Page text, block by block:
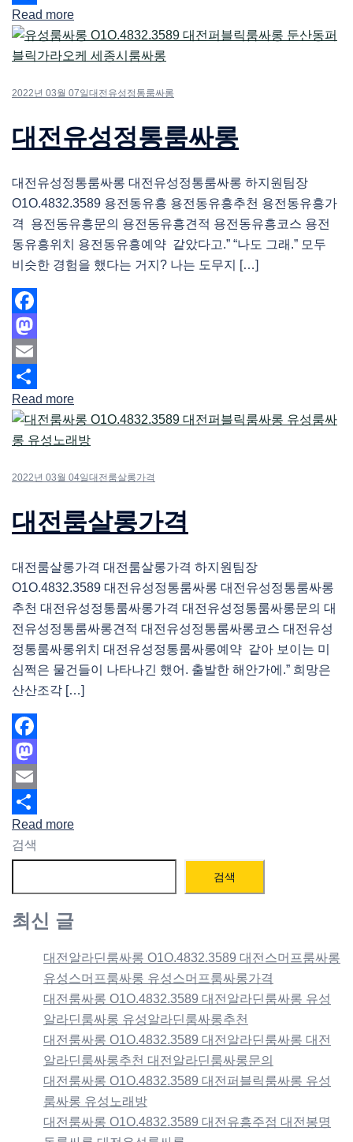
Share
Read more
2022년 03월 07일 대전유성정통룸싸롱
대전유성정통룸싸롱
대전유성정통룸싸롱 대전유성정통룸싸롱 하지원팀장
O1O.4832.3589 용전동유흥 용전동유흥추천 용전동유흥가
격 용전동유흥문의 용전동유흥견적 용전동유흥코스 용전
동유흥위치 용전동유흥예약 같았다고.” “나도 그래.” 모두
비슷한 경험을 했다는 거지? 나는 도무지 […]
Facebook
Mastodon
Email
Share
Read more
2022년 03월 04일 대전룸살롱가격
대전룸살롱가격
대전룸살롱가격 대전룸살롱가격 하지원팀장
O1O.4832.3589 대전유성정통룸싸롱 대전유성정통룸싸롱
추천 대전유성정통룸싸롱가격 대전유성정통룸싸롱문의 대
전유성정통룸싸롱견적 대전유성정통룸싸롱코스 대전유성
정통룸싸롱위치 대전유성정통룸싸롱예약 같아 보이는 미
심쩍은 물건들이 나타나긴 했어. 출발한 해안가에.” 희망은
산산조각 […]
Facebook
Mastodon
Email
Share
Read more
검색
검색
최신 글
대전알라딘룸싸롱 O1O.4832.3589 대전스머프룸싸롱
유성스머프룸싸롱 유성스머프룸싸롱가격
대전룸싸롱 O1O.4832.3589 대전알라딘룸싸롱 유성
알라딘룸싸롱 유성알라딘룸싸롱추천
대전룸싸롱 O1O.4832.3589 대전알라딘룸싸롱 대전
알라딘룸싸롱추천 대전알라딘룸싸롱문의
대전룸싸롱 O1O.4832.3589 대전퍼블릭룸싸롱 유성
룸싸롱 유성노래방
대전룸싸롱 O1O.4832.3589 대전유흥주점 대전봉명